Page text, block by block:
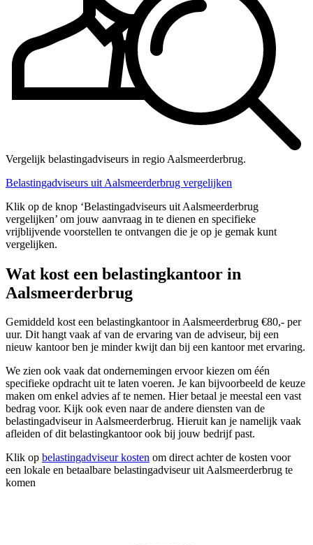
Vergelijk belastingadviseurs in regio Aalsmeerderbrug.
Belastingadviseurs uit Aalsmeerderbrug vergelijken
Klik op de knop ‘Belastingadviseurs uit Aalsmeerderbrug
vergelijken’ om jouw aanvraag in te dienen en specifieke
vrijblijvende voorstellen te ontvangen die je op je gemak kunt
vergelijken.
Wat kost een belastingkantoor in
Aalsmeerderbrug
Gemiddeld kost een belastingkantoor in Aalsmeerderbrug €80,- per
uur. Dit hangt vaak af van de ervaring van de adviseur, bij een
nieuw kantoor ben je minder kwijt dan bij een kantoor met ervaring.
We zien ook vaak dat ondernemingen ervoor kiezen om één
specifieke opdracht uit te laten voeren. Je kan bijvoorbeeld de keuze
maken om enkel advies af te nemen. Hier betaal je meestal een vast
bedrag voor. Kijk ook even naar de andere diensten van de
belastingadviseur in Aalsmeerderbrug. Hieruit kan je namelijk vaak
afleiden of dit belastingkantoor ook bij jouw bedrijf past.
Klik op belastingadviseur kosten om direct achter de kosten voor
een lokale en betaalbare belastingadviseur uit Aalsmeerderbrug te
komen